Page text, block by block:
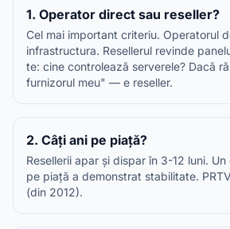
1. Operator direct sau reseller?
Cel mai important criteriu. Operatorul
infrastructura. Resellerul revinde
te: cine controlează serverele? Dacă
furnizorul meu" — e reseller.
2. Câți ani pe piață?
Resellerii apar și dispar în 3-12 luni.
pe piață a demonstrat stabilitate.
(din 2012).